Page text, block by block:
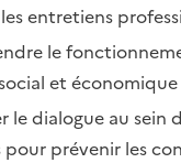
les entretiens
le
et économique
le dialogue au sein
pour prévenir les